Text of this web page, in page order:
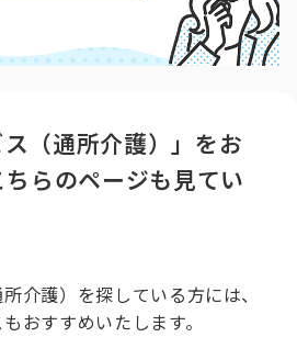
ス（通所介護）」をお
らのページも見てい
介護）を探している方には、
おすすめいたします。